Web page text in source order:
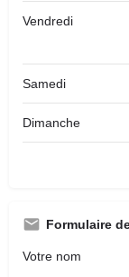
Vendredi
Samedi
Dimanche
Formulaire
Votre nom